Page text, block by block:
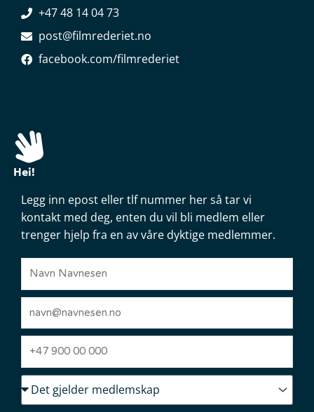
+47 48 14 04 73
post@filmrederiet.no
facebook.com/filmrederiet
Hei!
Legg inn epost eller tlf nummer her så tar vi
kontakt med deg, enten du vil bli medlem eller
trenger hjelp fra en av våre dyktige medlemmer.
Name